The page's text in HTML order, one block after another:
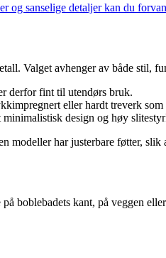
og sanselige detaljer kan du
Valget avhenger av både stil,
derfor fint til utendørs bruk.
eller hardt treverk
design og høy
har justerbare føtter, slik
boblebadets kant, på veggen